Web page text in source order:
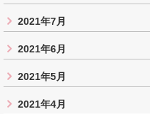
2021年7月
2021年6月
2021年5月
2021年4月